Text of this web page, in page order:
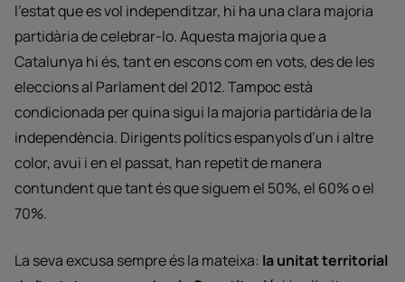
l’estat que es vol independitzar, hi ha una clara majoria
partidària de celebrar-lo. Aquesta majoria que a
Catalunya hi és, tant en escons com en vots, des de les
eleccions al Parlament del 2012. Tampoc està
condicionada per quina sigui la majoria partidària de la
independència. Dirigents polítics espanyols d’un i altre
color, avui i en el passat, han repetit de manera
contundent que tant és que siguem el 50%, el 60% o el
70%.
La seva excusa sempre és la mateixa: la unitat territorial